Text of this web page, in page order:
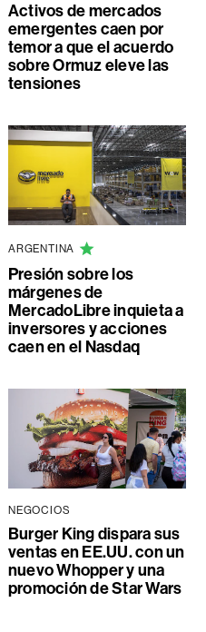
Activos de mercados
emergentes caen por
temor a que el acuerdo
sobre Ormuz eleve las
tensiones
ARGENTINA
Presión sobre los
márgenes de
MercadoLibre inquieta a
inversores y acciones
caen en el Nasdaq
NEGOCIOS
Burger King dispara sus
ventas en EE.UU. con un
nuevo Whopper y una
promoción de Star Wars